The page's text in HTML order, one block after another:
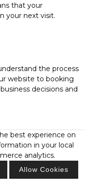
that your
your next visit.
the process
website to booking
decisions and
best experience on
in your local
analytics.
Allow Cookies